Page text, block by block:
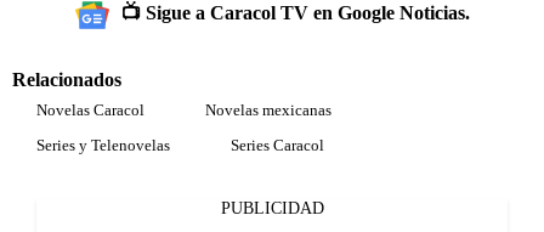
📺 Sigue a Caracol TV en Google Noticias.
Relacionados
Novelas Caracol
Novelas mexicanas
Series y Telenovelas
Series Caracol
PUBLICIDAD